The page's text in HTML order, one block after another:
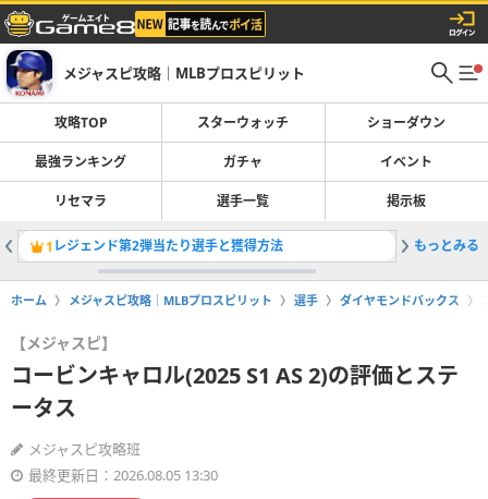
メジャスピ攻略｜MLBプロスピリット
攻略TOP スターウォッチ ショーダウン
最強ランキング ガチャ イベント
リセマラ 選手一覧 掲示板
1 レジェンド第2弾当たり選手と獲得方法 2最強選
もっとみる
ホーム メジャスピ攻略｜MLBプロスピリット 選手 ダイヤモンドバックス
【メジャスピ】
コービンキャロル(2025 S1 AS 2)の評価とステ
ータス
メジャスピ攻略班
最終更新日：2026.08.05 13:30